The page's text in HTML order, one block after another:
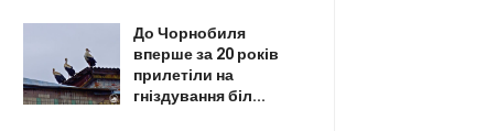
До Чорнобиля
вперше за 20 років
прилетіли на
гніздування біл...